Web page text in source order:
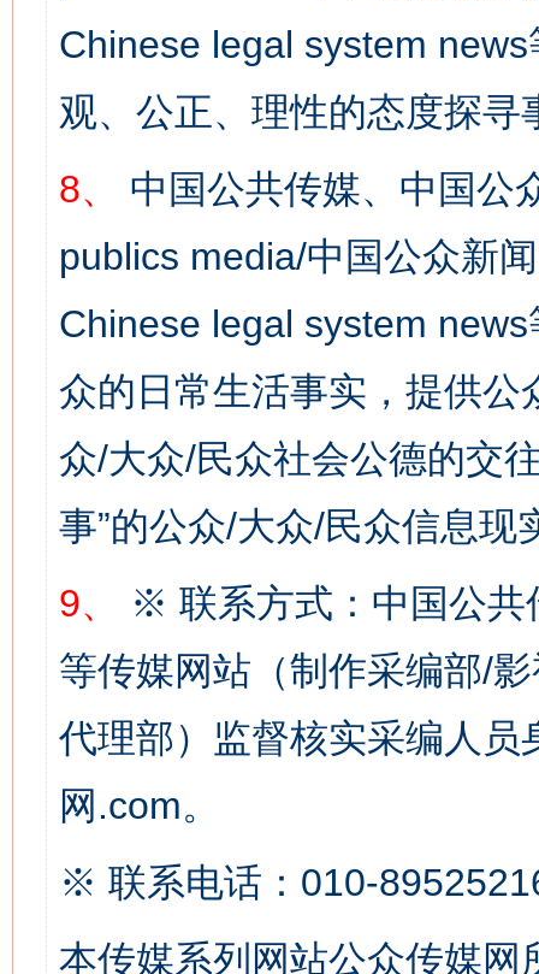
Chinese legal system
观、公正、理性的态度探寻
8、
中国公共传媒、中国公
publics media/中国公众新
Chinese legal system
众的日常生活事实，提供
众/大众/民众社会公德的交
事”的公众/大众/民众信息现
9、
※ 联系方式：中国公共
等传媒网站（制作采编部/
代理部）监督核实采编人员
网.com。
※ 联系电话：010-
本传媒系列网站公众传媒
这是一记警钟！ 谢